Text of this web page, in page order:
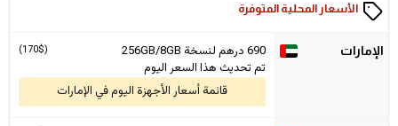
الأسعار المحلية المتوفرة
الإمارات 690
(170$)
درهم لنسخة 256GB/8GB
تم تحديث هذا السعر اليوم
قائمة أسعار الأجهزة اليوم في الإمارات